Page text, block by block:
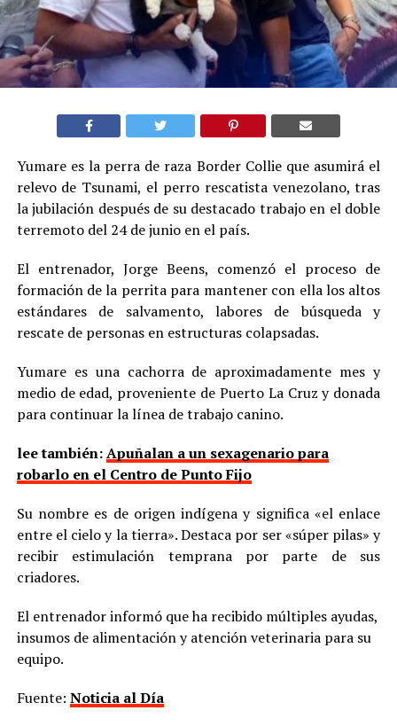
Yumare es la perra de raza Border Collie que asumirá el
relevo de Tsunami, el perro rescatista venezolano, tras
la jubilación después de su destacado trabajo en el doble
terremoto del 24 de junio en el país.
El entrenador, Jorge Beens, comenzó el proceso de
formación de la perrita para mantener con ella los altos
estándares de salvamento, labores de búsqueda y
rescate de personas en estructuras colapsadas.
Yumare es una cachorra de aproximadamente mes y
medio de edad, proveniente de Puerto La Cruz y donada
para continuar la línea de trabajo canino.
lee también:Apuñalan a un sexagenario para
robarlo en el Centro de Punto Fijo
Su nombre es de origen indígena y significa «el enlace
entre el cielo y la tierra». Destaca por ser «súper pilas» y
recibir estimulación temprana por parte de sus
criadores.
El entrenador informó que ha recibido múltiples ayudas,
insumos de alimentación y atención veterinaria para su
equipo.
Fuente: Noticia al Día